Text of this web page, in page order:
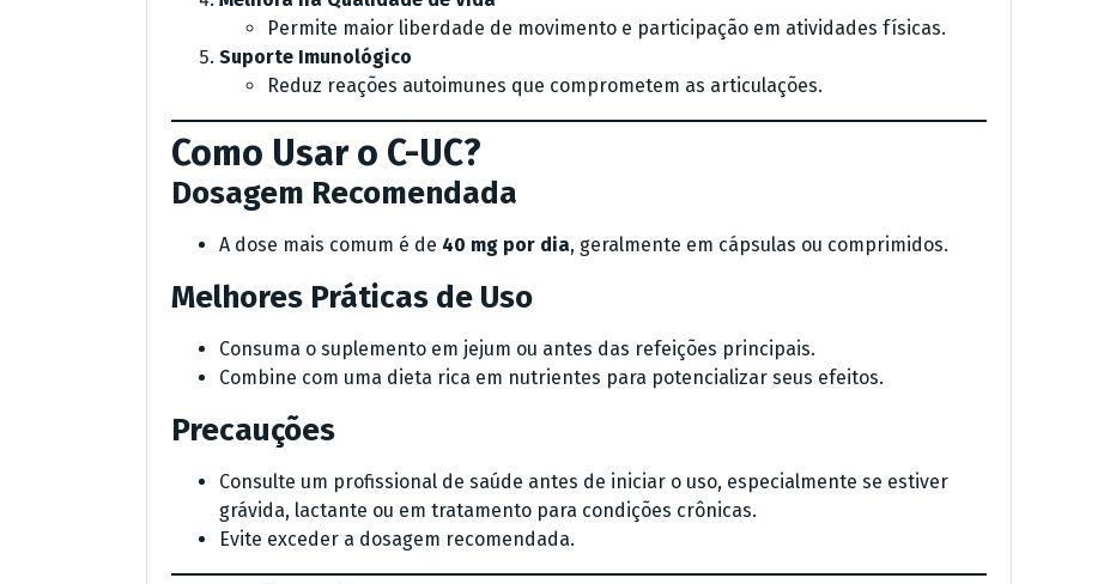
Permite maior liberdade de movimento e participação em atividades físicas.
Suporte Imunológico
Reduz reações autoimunes que comprometem as articulações.
Como Usar o C-UC?
Dosagem Recomendada
A dose mais comum é de 40 mg por dia, geralmente em cápsulas ou comprimidos.
Melhores Práticas de Uso
Consuma o suplemento em jejum ou antes das refeições principais.
Combine com uma dieta rica em nutrientes para potencializar seus efeitos.
Precauções
Consulte um profissional de saúde antes de iniciar o uso, especialmente se estiver
grávida, lactante ou em tratamento para condições crônicas.
Evite exceder a dosagem recomendada.